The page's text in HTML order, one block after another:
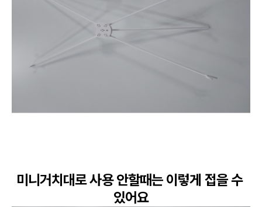
미니거치대로 사용 안할때는 이렇게 접을 수
있어요